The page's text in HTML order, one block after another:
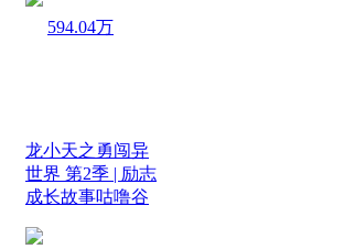
594.04万
龙小天之勇闯异
世界 第2季 | 励志
成长故事咕噜谷